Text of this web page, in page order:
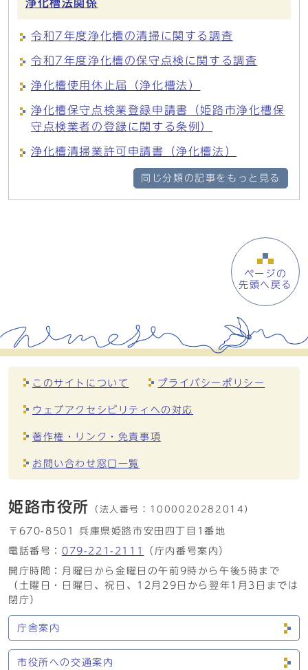
浄化槽法関係
令和7年度浄化槽の清掃に関する調査
令和7年度浄化槽の保守点検に関する調査
浄化槽使用休止届（浄化槽法）
浄化槽保守点検業登録申請書（姫路市浄化槽保
守点検業者の登録に関する条例）
浄化槽清掃業許可申請書（浄化槽法）
同じ分類の記事をもっと見る
ページの
先頭へ戻る
このサイトについて プライバシーポリシー
ウェブアクセシビリティへの対応
著作権・リンク・免責事項
お問い合わせ窓口一覧
姫路市役所 （法人番号： 1000020282014）
〒670-8501 兵庫県姫路市安田四丁目1番地
電話番号： 079-221-2111
（庁内番号案内）
開庁時間：月曜日から金曜日の午前9時から午後5時まで
（土曜日・日曜日、祝日、12月29日から翌年1月3日までは
閉庁）
庁舎案内
市役所への交通案内